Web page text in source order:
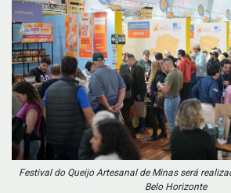
Festival do Queijo Artesanal de Minas será
Belo Horizonte